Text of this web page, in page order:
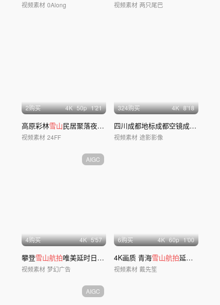
视频素材 0Along 视频素材 两只尾巴
2购买 4K 50p 1'21
高原彩林雪山民居聚落夜景 航拍
视频素材 24FF
324购买 4K 8'18
四川成都地标成都空镜成都建筑
视频素材 途影影像
AIGC
4购买 4K 5'57
攀登雪山航拍唯美延时日照金 山ai素材原创
视频素材 梦幻广告
6购买 4K 60p 1'00
4K画质 青海雪山航拍延时素材
视频素材 戴先笙
AIGC